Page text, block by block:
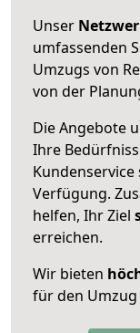
Unser
umfassenden
Umzugs von
von der
Die Angebote
Ihre
Verfügung.
helfen, Ihr Ziel
erreichen.
Wir bieten
für den